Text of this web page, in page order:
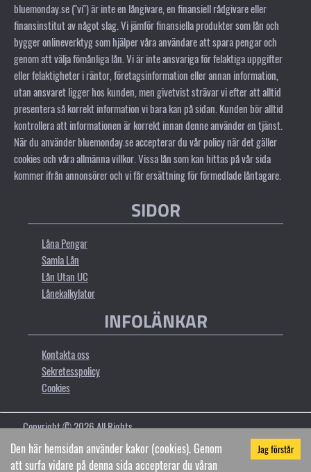
bluemonday.se ("vi") är inte en långivare, en finansiell rådgivare eller
finansinstitut av något slag. Vi jämför finansiella produkter som lån och
bygger onlineverktyg som hjälper våra användare att spara pengar och
genom att välja fömånliga lån. Vi är inte ansvariga för felaktiga uppgifter
eller felaktigheter i räntor, företagsinformation eller annan information,
utan ansvaret ligger hos kunden, men givetvist strävar vi efter att alltid
presentera så korrekt information vi bara kan på sidan. Kunden bör alltid
kontrollera att informationen är korrekt innan denne använder en tjänst.
När du använder bluemonday.se accepterar du vår policy när det gäller
cookies och våra allmänna villkor. Vissa lån som kan hittas på vår sida
kommer ifrån annonsörer och vi får ersättning för förmedlade låntagare.
SIDOR
Låna Pengar
Samla Lån
Lån Utan UC
Lånekalkylator
INFOLÄNKAR
Kontakta oss
Sekretesspolicy
Cookies
Copyright ©2026All Rights
Reserved byBluemonday.se
Den här hemsidan använder kakor (cookies). Genom
att surfa vidare på denna sida accepterar du våran
Jag förstår